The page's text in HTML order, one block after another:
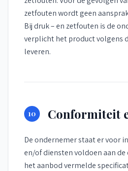
zetfouten wordt geen
Bij druk – en zetfouten is de
verplicht het product volgens
leveren.
10 Conformiteit
De ondernemer staat er voor
en/of diensten voldoen aan
het aanbod vermelde